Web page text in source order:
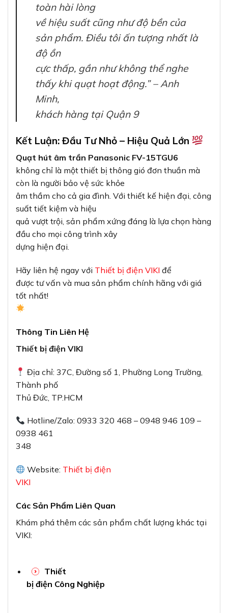
toàn hài lòng
về hiệu suất cũng như độ bền của
sản phẩm. Điều tôi ấn tượng nhất là
độ ồn
cực thấp, gần như không thể nghe
thấy khi quạt hoạt động.” – Anh
Minh,
khách hàng tại Quận 9
Kết Luận: Đầu Tư Nhỏ – Hiệu Quả Lớn
Quạt hút âm trần Panasonic FV-15TGU6
không chỉ là một thiết bị thông gió đơn thuần mà
còn là người bảo vệ sức khỏe
âm thầm cho cả gia đình. Với thiết kế hiện đại, công
suất tiết kiệm và hiệu
quả vượt trội, sản phẩm xứng đáng là lựa chọn hàng
đầu cho mọi công trình xây
dựng hiện đại.
Hãy liên hệ ngay với Thiết bị điện VIKI để
được tư vấn và mua sản phẩm chính hãng với giá
tốt nhất!
Thông Tin Liên Hệ
Thiết bị điện VIKI
Địa chỉ: 37C, Đường số 1, Phường Long Trường,
Thành phố
Thủ Đức, TP.HCM
Hotline/Zalo: 0933 320 468 – 0948 946 109 –
0938 461
348
Website: Thiết bị điện
VIKI
Các Sản Phẩm Liên Quan
Khám phá thêm các sản phẩm chất lượng khác tại
VIKI:
Thiết
bị điện Công Nghiệp